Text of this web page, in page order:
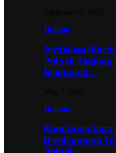
Hukum
Antisipasi
Polsek Tanjung
Maklumat…
Hukum
Komitmen
Diwilkumnya